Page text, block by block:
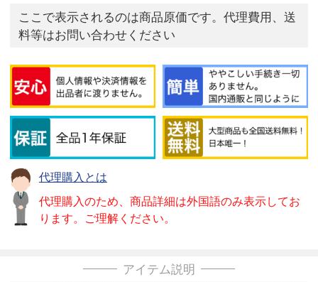
ここで表示されるのは商品原価です。代理費用、送
料等はお問い合わせください
代理購入とは
代理購入のため、商品詳細は外国語のみ表示してお
ります。ご理解ください。
アイテム説明